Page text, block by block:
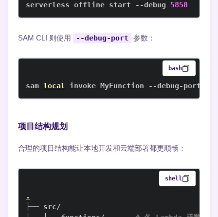
serverless offline start --debug 5858
SAM CLI 则使用 --debug-port 参数：
bash
sam local invoke MyFunction --debug-port
项目结构规划
合理的项目结构能让本地开发和云端部署都更顺畅：
shell
.